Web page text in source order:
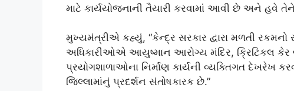
માટે કાર્યયોજનાની તૈયારી કરવામાં આવી છે અને હવે
મુખ્યમંત્રીએ કહ્યું, “કેન્દ્ર સરકાર દ્વારા મળતી
અધિકારીઓએ આયુષ્માન આરોગ્ય મંદિર, ક્રિટિકલ
પ્રયોગશાળાઓના નિર્માણ કાર્યની વ્યક્તિગત
જિલ્લામાંનું પ્રદર્શન સંતોષકારક છે.”